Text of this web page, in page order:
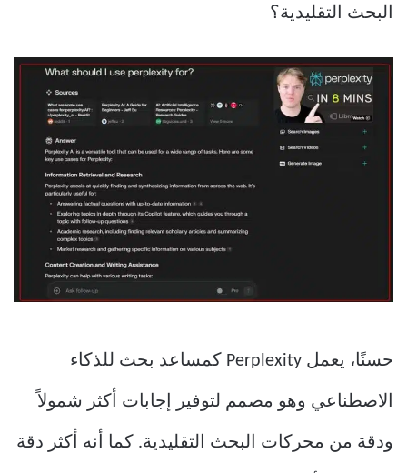
البحث التقليدية؟
حسنًا، يعمل Perplexity كمساعد بحث للذكاء
الاصطناعي وهو مصمم لتوفير إجابات أكثر شمولاً
ودقة من محركات البحث التقليدية. كما أنه أكثر دقة